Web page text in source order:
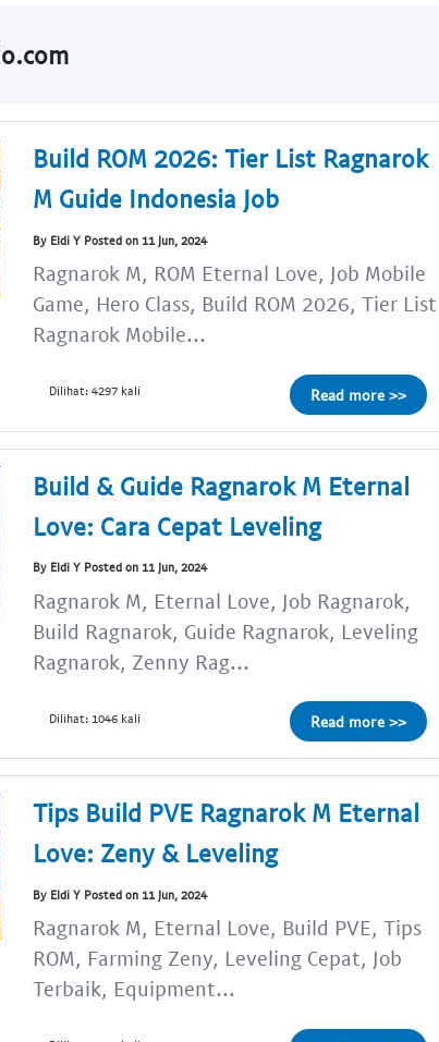
Build ROM 2026: Tier List Ragnarok
M Guide Indonesia Job
By Eldi Y Posted on 11 Jun, 2024
Ragnarok M, ROM Eternal Love, Job Mobile
Game, Hero Class, Build ROM 2026, Tier List
Ragnarok Mobile...
Dilihat: 4297 kali Read more >>
Build & Guide Ragnarok M Eternal
Love: Cara Cepat Leveling
By Eldi Y Posted on 11 Jun, 2024
Ragnarok M, Eternal Love, Job Ragnarok,
Build Ragnarok, Guide Ragnarok, Leveling
Ragnarok, Zenny Rag...
Dilihat: 1046 kali Read more >>
Tips Build PVE Ragnarok M Eternal
Love: Zeny & Leveling
By Eldi Y Posted on 11 Jun, 2024
Ragnarok M, Eternal Love, Build PVE, Tips
ROM, Farming Zeny, Leveling Cepat, Job
Terbaik, Equipment...